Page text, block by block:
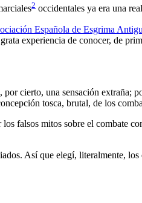
2 occidentales ya era una
Española de Esgrima
experiencia de conocer, de
cierto, una sensación
tosca, brutal, de los
falsos mitos sobre el combate
Así que elegí, literalmente,